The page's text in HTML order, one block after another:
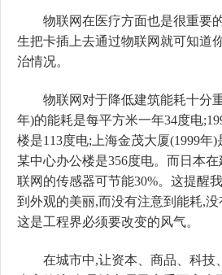
物联网在医疗方面也是很重要
生把卡插上去通过物联网就可知道
治情况。
物联网对于降低建筑能耗十分重
年)的能耗是每平方米一年34度电
楼是113度电;上海金茂大厦(1999年)
某中心办公楼是356度电。而日本
联网的传感器可节能30%。这提醒
到外观的美丽,而没有注意到能耗,
这是工程界必须要改变的风气。
在城市中,让资本、商品、科技